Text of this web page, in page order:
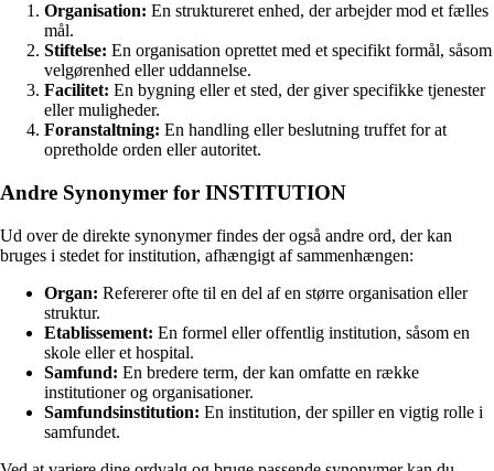
Organisation: En struktureret enhed, der arbejder mod et fælles
mål.
Stiftelse: En organisation oprettet med et specifikt formål, såsom
velgørenhed eller uddannelse.
Facilitet: En bygning eller et sted, der giver specifikke tjenester
eller muligheder.
Foranstaltning: En handling eller beslutning truffet for at
opretholde orden eller autoritet.
Andre Synonymer for INSTITUTION
Ud over de direkte synonymer findes der også andre ord, der kan
bruges i stedet for institution, afhængigt af sammenhængen:
Organ: Refererer ofte til en del af en større organisation eller
struktur.
Etablissement: En formel eller offentlig institution, såsom en
skole eller et hospital.
Samfund: En bredere term, der kan omfatte en række
institutioner og organisationer.
Samfundsinstitution: En institution, der spiller en vigtig rolle i
samfundet.